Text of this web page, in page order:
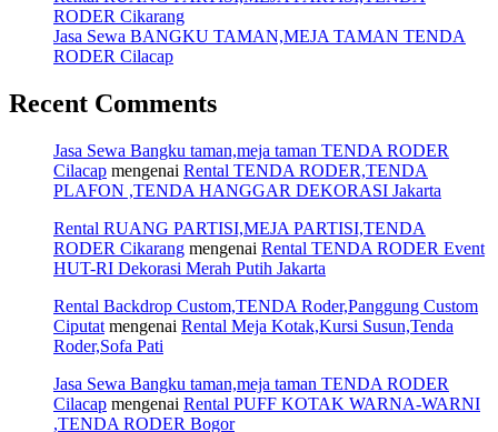
RODER Cikarang
Jasa Sewa BANGKU TAMAN,MEJA TAMAN TENDA
RODER Cilacap
Recent Comments
Jasa Sewa Bangku taman,meja taman TENDA RODER
Cilacap mengenai Rental TENDA RODER,TENDA
PLAFON ,TENDA HANGGAR DEKORASI Jakarta
Rental RUANG PARTISI,MEJA PARTISI,TENDA
RODER Cikarang mengenai Rental TENDA RODER Event
HUT-RI Dekorasi Merah Putih Jakarta
Rental Backdrop Custom,TENDA Roder,Panggung Custom
Ciputat mengenai Rental Meja Kotak,Kursi Susun,Tenda
Roder,Sofa Pati
Jasa Sewa Bangku taman,meja taman TENDA RODER
Cilacap mengenai Rental PUFF KOTAK WARNA-WARNI
,TENDA RODER Bogor